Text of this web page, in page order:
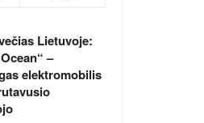
Lietuvoje:
–
elektromobilis